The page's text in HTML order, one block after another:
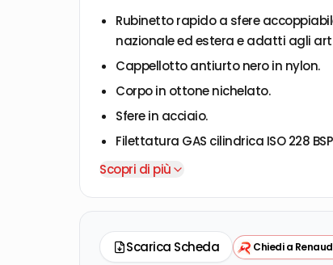
Rubinetto rapido a sfere
nazionale ed estera e adatti agli
Cappellotto antiurto nero in nylon.
Corpo in ottone nichelato.
Sfere in acciaio.
Filettatura GAS cilindrica ISO 228
Campi di impiego: circuiti pneumatici.
Scopri di più
Scarica Scheda Chiedi a